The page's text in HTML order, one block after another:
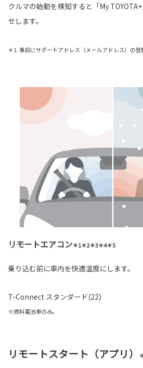
クルマの始動を検知すると「My
せします。
＊1. 事前にサポートアドレス（メールアドレス）の登
リモートエアコン＊1＊2＊3＊4＊5
乗り込む前に車内を快適温度にします。
T-Connect スタンダード(22)
※燃料電池車のみ。
リモートスタート（アプリ）